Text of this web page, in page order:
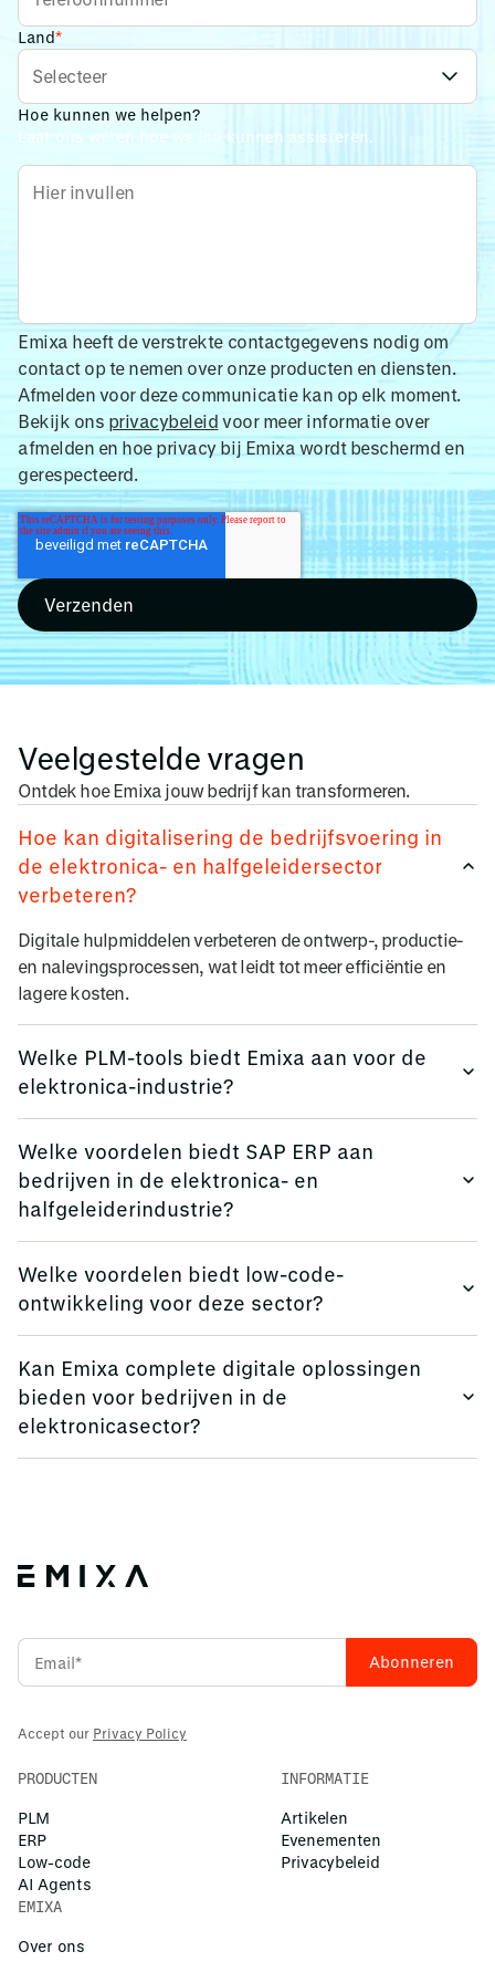
Land*
Hoe kunnen we helpen?
Laat ons weten hoe we jou kunnen assisteren.
Emixa heeft de verstrekte contactgegevens nodig om
contact op te nemen over onze producten en diensten.
Afmelden voor deze communicatie kan op elk moment.
Bekijk ons privacybeleid voor meer informatie over
afmelden en hoe privacy bij Emixa wordt beschermd en
gerespecteerd.
Veelgestelde vragen
Ontdek hoe Emixa jouw bedrijf kan transformeren.
Hoe kan digitalisering de bedrijfsvoering in
de elektronica- en halfgeleidersector
verbeteren?
Digitale hulpmiddelen verbeteren de ontwerp-, productie-
en nalevingsprocessen, wat leidt tot meer efficiëntie en
lagere kosten.
Welke PLM-tools biedt Emixa aan voor de
elektronica-industrie?
Simcenter aan om productlevenscycli effectief te beheren.
Welke voordelen biedt SAP ERP aan
bedrijven in de elektronica- en
halfgeleiderindustrie?
bedrijfsprocessen en biedt realtime inzichten en betere
besluitvorming.
Welke voordelen biedt low-code-
ontwikkeling voor deze sector?
mogelijk en bevorderen procesautomatisering en
innovatie.
Kan Emixa complete digitale oplossingen
bieden voor bedrijven in de
elektronicasector?
Accept our Privacy Policy
PRODUCTEN
PLM
ERP
Low-code
AI Agents
INFORMATIE
Artikelen
Evenementen
Privacybeleid
EMIXA
Over ons